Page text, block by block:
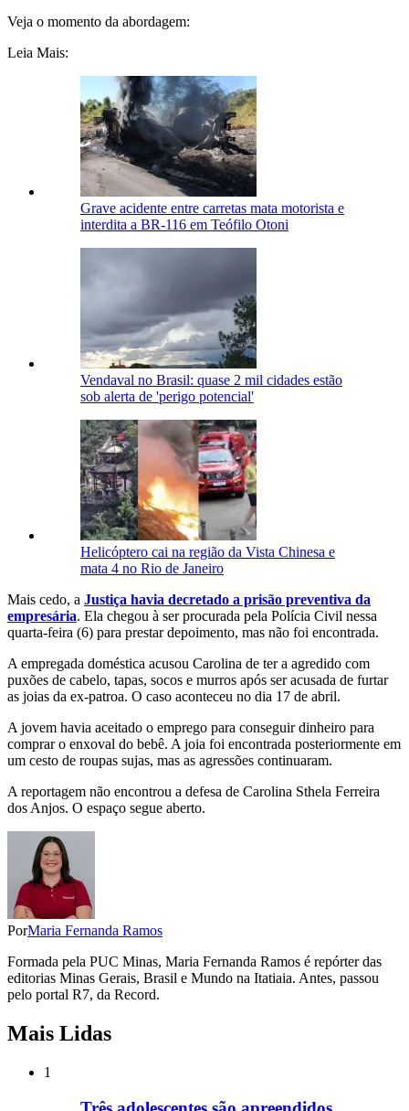
Veja o momento da abordagem:
Leia Mais:
Grave acidente entre carretas mata motorista e
interdita a BR-116 em Teófilo Otoni
Vendaval no Brasil: quase 2 mil cidades estão
sob alerta de 'perigo potencial'
Helicóptero cai na região da Vista Chinesa e
mata 4 no Rio de Janeiro
Mais cedo, a Justiça havia decretado a prisão preventiva da
empresária. Ela chegou à ser procurada pela Polícia Civil nessa
quarta-feira (6) para prestar depoimento, mas não foi encontrada.
A empregada doméstica acusou Carolina de ter a agredido com
puxões de cabelo, tapas, socos e murros após ser acusada de furtar
as joias da ex-patroa. O caso aconteceu no dia 17 de abril.
A jovem havia aceitado o emprego para conseguir dinheiro para
comprar o enxoval do bebê. A joia foi encontrada posteriormente em
um cesto de roupas sujas, mas as agressões continuaram.
A reportagem não encontrou a defesa de Carolina Sthela Ferreira
dos Anjos. O espaço segue aberto.
PorMaria Fernanda Ramos
Formada pela PUC Minas, Maria Fernanda Ramos é repórter das
editorias Minas Gerais, Brasil e Mundo na Itatiaia. Antes, passou
pelo portal R7, da Record.
Mais Lidas
1